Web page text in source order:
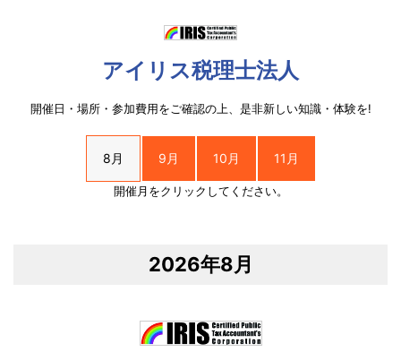
アイリス税理士法人
開催日・場所・参加費用をご確認の上、是非新しい知識・体験を!
8月 9月 10月 11月
開催月をクリックしてください。
2026年8月